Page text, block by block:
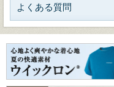
よくある質問